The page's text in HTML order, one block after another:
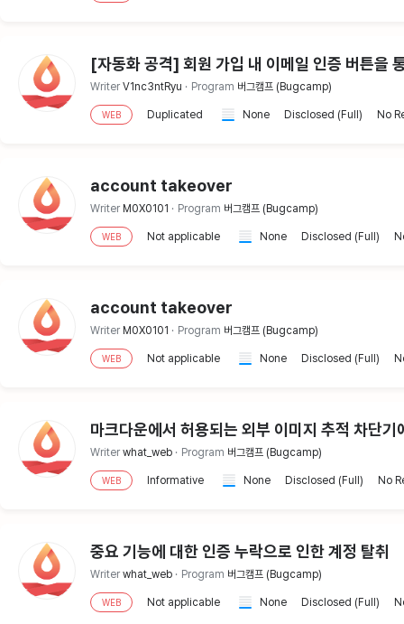
[자동화 공격] 회원 가입 내 이메일 인증 버튼을
Writer V1nc3ntRyu Program 버그캠프 (Bugcamp)
WEB Duplicated None Disclosed (Full) No
account takeover
Writer M0X0101 Program 버그캠프 (Bugcamp)
WEB Not applicable None Disclosed (Full)
account takeover
Writer M0X0101 Program 버그캠프 (Bugcamp)
WEB Not applicable None Disclosed (Full)
마크다운에서 허용되는 외부 이미지 추적 차단
Writer what_web Program 버그캠프 (Bugcamp)
WEB Informative None Disclosed (Full) No
중요 기능에 대한 인증 누락으로 인한 계정 탈취
Writer what_web Program 버그캠프 (Bugcamp)
WEB Not applicable None Disclosed (Full)